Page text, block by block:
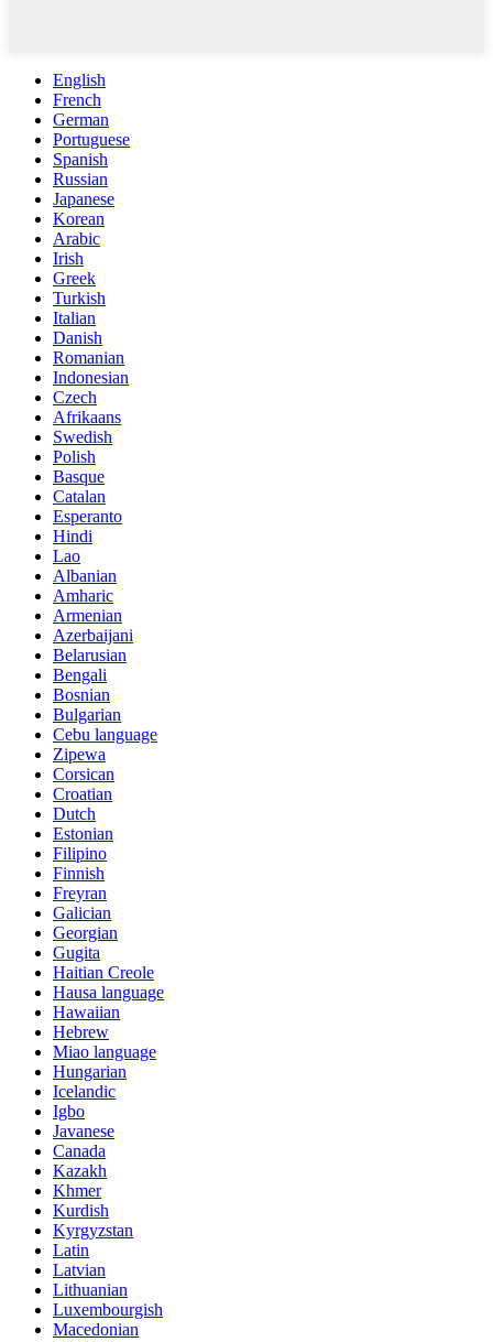
English
French
German
Portuguese
Spanish
Russian
Japanese
Korean
Arabic
Irish
Greek
Turkish
Italian
Danish
Romanian
Indonesian
Czech
Afrikaans
Swedish
Polish
Basque
Catalan
Esperanto
Hindi
Lao
Albanian
Amharic
Armenian
Azerbaijani
Belarusian
Bengali
Bosnian
Bulgarian
Cebu language
Zipewa
Corsican
Croatian
Dutch
Estonian
Filipino
Finnish
Freyran
Galician
Georgian
Gugita
Haitian Creole
Hausa language
Hawaiian
Hebrew
Miao language
Hungarian
Icelandic
Igbo
Javanese
Canada
Kazakh
Khmer
Kurdish
Kyrgyzstan
Latin
Latvian
Lithuanian
Luxembourgish
Macedonian